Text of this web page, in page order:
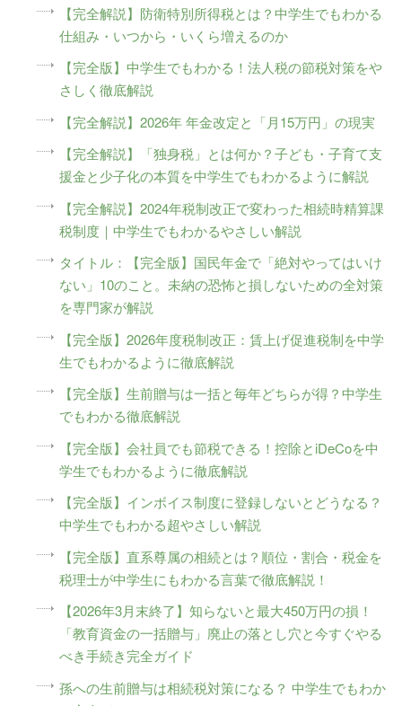
【完全解説】防衛特別所得税とは？中学生でもわかる
仕組み・いつから・いくら増えるのか
【完全版】中学生でもわかる！法人税の節税対策をや
さしく徹底解説
【完全解説】2026年 年金改定と「月15万円」の現実
【完全解説】「独身税」とは何か？子ども・子育て支
援金と少子化の本質を中学生でもわかるように解説
【完全解説】2024年税制改正で変わった相続時精算課
税制度｜中学生でもわかるやさしい解説
タイトル：【完全版】国民年金で「絶対やってはいけ
ない」10のこと。未納の恐怖と損しないための全対策
を専門家が解説
【完全版】2026年度税制改正：賃上げ促進税制を中学
生でもわかるように徹底解説
【完全版】生前贈与は一括と毎年どちらが得？中学生
でもわかる徹底解説
【完全版】会社員でも節税できる！控除とiDeCoを中
学生でもわかるように徹底解説
【完全版】インボイス制度に登録しないとどうなる？
中学生でもわかる超やさしい解説
【完全版】直系尊属の相続とは？順位・割合・税金を
税理士が中学生にもわかる言葉で徹底解説！
【2026年3月末終了】知らないと最大450万円の損！
「教育資金の一括贈与」廃止の落とし穴と今すぐやる
べき手続き完全ガイド
孫への生前贈与は相続税対策になる？ 中学生でもわか